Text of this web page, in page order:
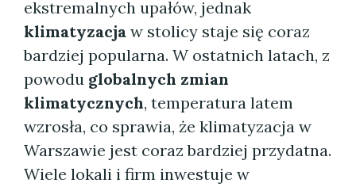
ekstremalnych upałów, jednak
klimatyzacja w stolicy staje się coraz
bardziej popularna. W ostatnich latach, z
powodu globalnych zmian
klimatycznych, temperatura latem
wzrosła, co sprawia, że klimatyzacja w
Warszawie jest coraz bardziej przydatna.
Wiele lokali i firm inwestuje w